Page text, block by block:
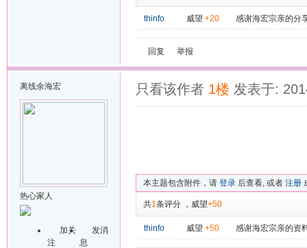
thinfo 威望 +20 感谢海宏宗亲的分
回复 举报
离线余海宏
热心家人
加关
注
发消
息
只看该作者 1楼 发表于:
本主题包含附件，请 登录 后查看, 或者 注册
共1条评分 ， 威望+50
thinfo 威望 +50 感谢海宏宗亲的资